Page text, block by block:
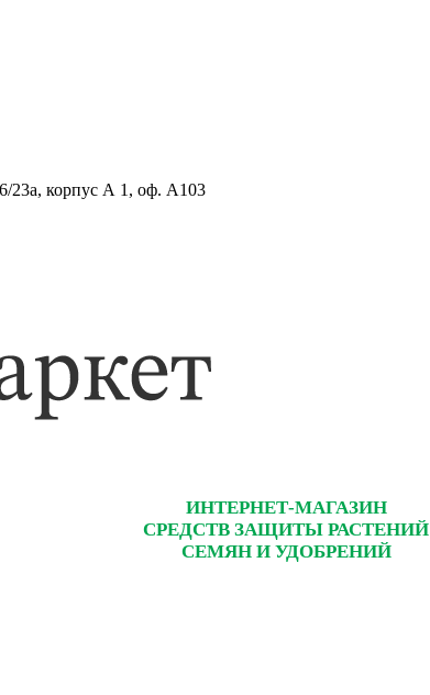
23а, корпус А 1, оф. А103
ИНТЕРНЕТ-МАГАЗИН
СРЕДСТВ ЗАЩИТЫ РАСТЕНИЙ
СЕМЯН И УДОБРЕНИЙ